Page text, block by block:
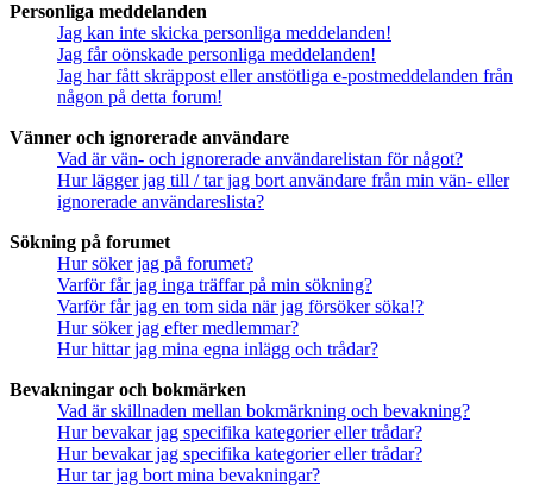
Personliga meddelanden
Jag kan inte skicka personliga meddelanden!
Jag får oönskade personliga meddelanden!
Jag har fått skräppost eller anstötliga e-postmeddelanden från
någon på detta forum!
Vänner och ignorerade användare
Vad är vän- och ignorerade användarelistan för något?
Hur lägger jag till / tar jag bort användare från min vän- eller
ignorerade användareslista?
Sökning på forumet
Hur söker jag på forumet?
Varför får jag inga träffar på min sökning?
Varför får jag en tom sida när jag försöker söka!?
Hur söker jag efter medlemmar?
Hur hittar jag mina egna inlägg och trådar?
Bevakningar och bokmärken
Vad är skillnaden mellan bokmärkning och bevakning?
Hur bevakar jag specifika kategorier eller trådar?
Hur bevakar jag specifika kategorier eller trådar?
Hur tar jag bort mina bevakningar?